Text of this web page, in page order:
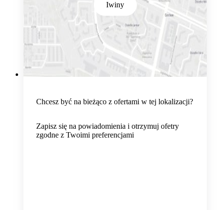
Iwiny
Chcesz być na bieżąco z ofertami w tej lokalizacji?
Zapisz się na powiadomienia i otrzymuj ofetry
zgodne z Twoimi preferencjami